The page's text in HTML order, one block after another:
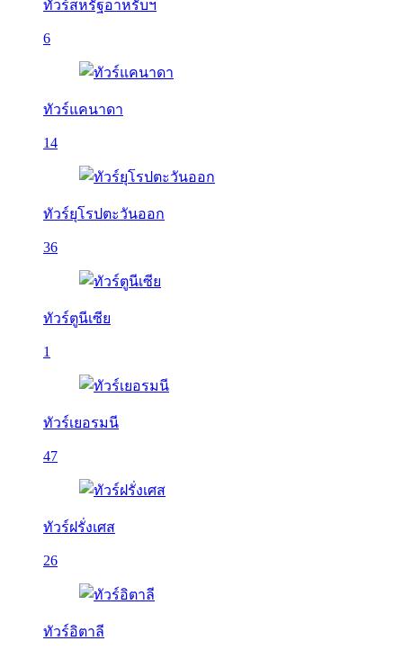
ทัวร์สหรัฐอาหรับฯ
6
ทัวร์แคนาดา
14
ทัวร์ยุโรปตะวันออก
36
ทัวร์ตูนีเซีย
1
ทัวร์เยอรมนี
47
ทัวร์ฝรั่งเศส
26
ทัวร์อิตาลี